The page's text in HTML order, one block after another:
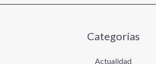
Categorías
Actualidad